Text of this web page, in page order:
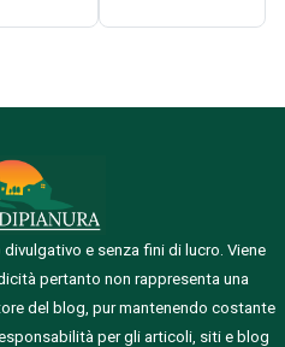
e senza fini di lucro. Viene
pertanto non rappresenta una
del blog, pur mantenendo costante
per gli articoli, siti e blog